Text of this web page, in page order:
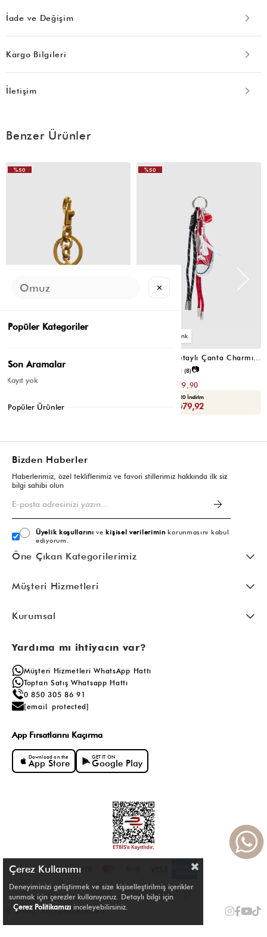
İade ve Değişim
Kargo Bilgileri
İletişim
Benzer Ürünler
₺279,80
Sepette : ₺111,92
%50
Ayakkabı Detaylı Çanta Charmı Kırmızı
(8)📷
₺99,90
Yaza Özel Ek %20 İndirim
Sepette : ₺79,92
%50
Bizden Haberler
Haberlerimiz, özel tekliflerimiz ve favori stillerimiz hakkında ilk siz
bilgi sahibi olun
Üyelik koşullarını vekişisel verileriminkorunmasını kabul
ediyorum.
Öne Çıkan Kategorilerimiz
Müşteri Hizmetleri
Kurumsal
Yardıma mı ihtiyacın var?
Müşteri Hizmetleri WhatsApp Hattı
Toptan Satış Whatsapp Hattı
0 850 305 86 91
[email protected]
App Fırsatlarını Kaçırma
Download on the
App Store
GET IT ON
Google Play
© Shule. All right reserved.
Çerez Kullanımı
Deneyiminizi geliştirmek ve size kişiselleştirilmiş içerikler
sunmak için çerezler kullanıyoruz. Detaylı bilgi için
Çerez Politikamızı inceleyebilirsiniz.
✕
Popüler Kategoriler
Son Aramalar
Kayıt yok
Popüler Ürünler